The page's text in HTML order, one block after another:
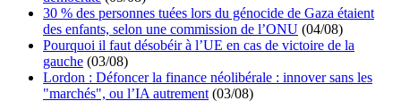
30 % des personnes tuées lors du génocide de Gaza étaient
des enfants, selon une commission de l’ONU (04/08)
Pourquoi il faut désobéir à l’UE en cas de victoire de la
gauche (03/08)
Lordon : Défoncer la finance néolibérale : innover sans les
"marchés", ou l’IA autrement (03/08)